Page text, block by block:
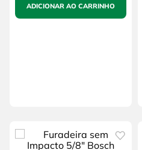
ADICIONAR AO CARRINHO